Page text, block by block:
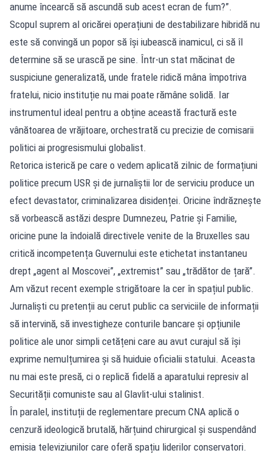
anume încearcă să ascundă sub acest ecran de fum?”.
Scopul suprem al oricărei operațiuni de destabilizare hibridă nu
este să convingă un popor să își iubească inamicul, ci să îl
determine să se urască pe sine. Într-un stat măcinat de
suspiciune generalizată, unde fratele ridică mâna împotriva
fratelui, nicio instituție nu mai poate rămâne solidă. Iar
instrumentul ideal pentru a obține această fractură este
vânătoarea de vrăjitoare, orchestrată cu precizie de comisarii
politici ai progresismului globalist.
Retorica isterică pe care o vedem aplicată zilnic de formațiuni
politice precum USR și de jurnaliștii lor de serviciu produce un
efect devastator, criminalizarea disidenței. Oricine îndrăznește
să vorbească astăzi despre Dumnezeu, Patrie și Familie,
oricine pune la îndoială directivele venite de la Bruxelles sau
critică incompetența Guvernului este etichetat instantaneu
drept „agent al Moscovei”, „extremist” sau „trădător de țară”.
Am văzut recent exemple strigătoare la cer în spațiul public.
Jurnaliști cu pretenții au cerut public ca serviciile de informații
să intervină, să investigheze conturile bancare și opțiunile
politice ale unor simpli cetățeni care au avut curajul să își
exprime nemulțumirea și să huiduie oficialii statului. Aceasta
nu mai este presă, ci o replică fidelă a aparatului represiv al
Securității comuniste sau al Glavlit-ului stalinist.
În paralel, instituții de reglementare precum CNA aplică o
cenzură ideologică brutală, hărțuind chirurgical și suspendând
emisia televiziunilor care oferă spațiu liderilor conservatori.